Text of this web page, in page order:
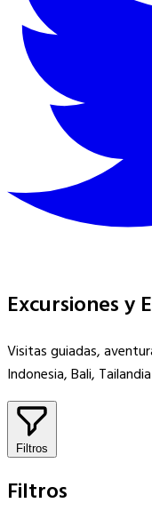
Excursiones y
Visitas guiadas,
Indonesia, Bali,
Filtros
Filtros